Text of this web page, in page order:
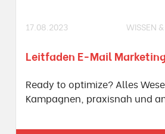
17.08.2023 WISSEN
Leitfaden E-Mail Marketing
Ready to optimize? Alles
Kampagnen, praxisnah und